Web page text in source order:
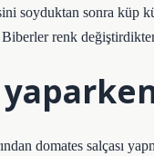
soyduktan sonra küp
renk
domates salçası